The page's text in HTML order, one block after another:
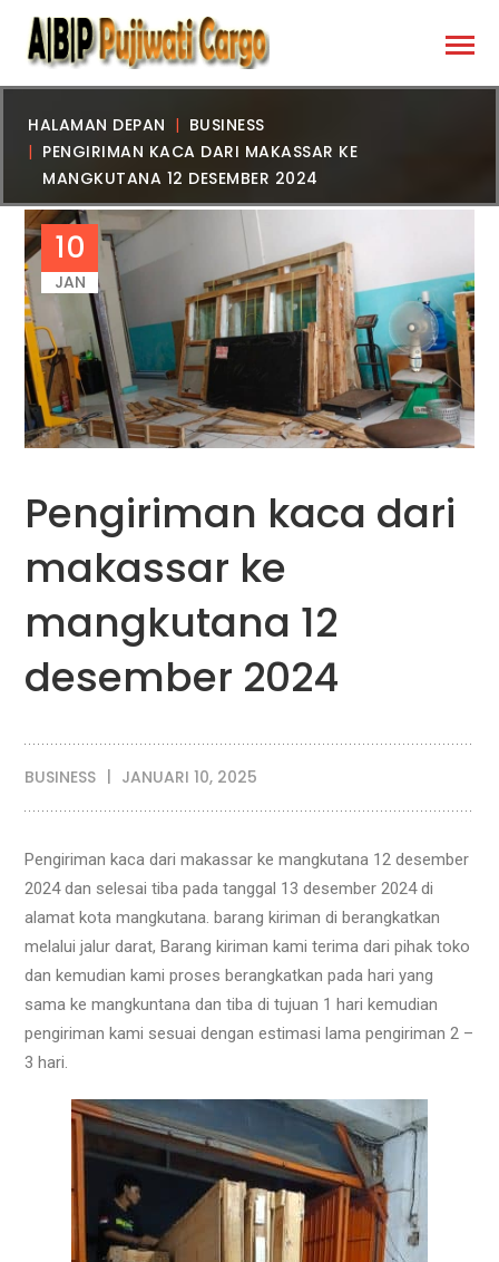
HALAMAN DEPAN
BUSINESS
PENGIRIMAN KACA DARI MAKASSAR KE
MANGKUTANA 12 DESEMBER 2024
10
JAN
Pengiriman kaca dari
makassar ke
mangkutana 12
desember 2024
BUSINESS JANUARI 10, 2025
Pengiriman kaca dari makassar ke mangkutana 12 desember
2024 dan selesai tiba pada tanggal 13 desember 2024 di
alamat kota mangkutana. barang kiriman di berangkatkan
melalui jalur darat, Barang kiriman kami terima dari pihak toko
dan kemudian kami proses berangkatkan pada hari yang
sama ke mangkuntana dan tiba di tujuan 1 hari kemudian
pengiriman kami sesuai dengan estimasi lama pengiriman 2 –
3 hari.